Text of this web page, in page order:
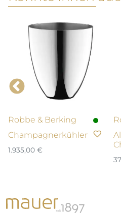
Robbe & Berking
Champagnerkühler
1.935,00 €